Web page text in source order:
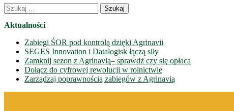
Nawigacja
wpisów
Szukaj:
Aktualności
Zabiegi ŚOR pod kontrolą dzięki Agrinavii
SEGES Innovation i Datalogisk łączą siły
Zamknij sezon z Agrinavią– sprawdż czy się opłaca
Dołącz do cyfrowej rewolucji w rolnictwie
Zarządzaj poprawnością zabiegów z Agrinavią